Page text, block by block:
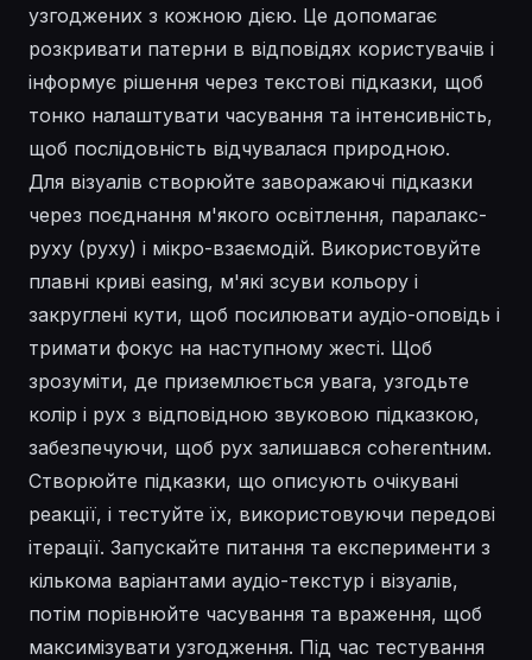
узгоджених з кожною дією. Це допомагає
розкривати патерни в відповідях користувачів і
інформує рішення через текстові підказки, щоб
тонко налаштувати часування та інтенсивність,
щоб послідовність відчувалася природною.
Для візуалів створюйте заворажаючі підказки
через поєднання м'якого освітлення, паралакс-
руху (руху) і мікро-взаємодій. Використовуйте
плавні криві easing, м'які зсуви кольору і
закруглені кути, щоб посилювати аудіо-оповідь і
тримати фокус на наступному жесті. Щоб
зрозуміти, де приземлюється увага, узгодьте
колір і рух з відповідною звуковою підказкою,
забезпечуючи, щоб рух залишався coherentним.
Створюйте підказки, що описують очікувані
реакції, і тестуйте їх, використовуючи передові
ітерації. Запускайте питання та експерименти з
кількома варіантами аудіо-текстур і візуалів,
потім порівнюйте часування та враження, щоб
максимізувати узгодження. Під час тестування